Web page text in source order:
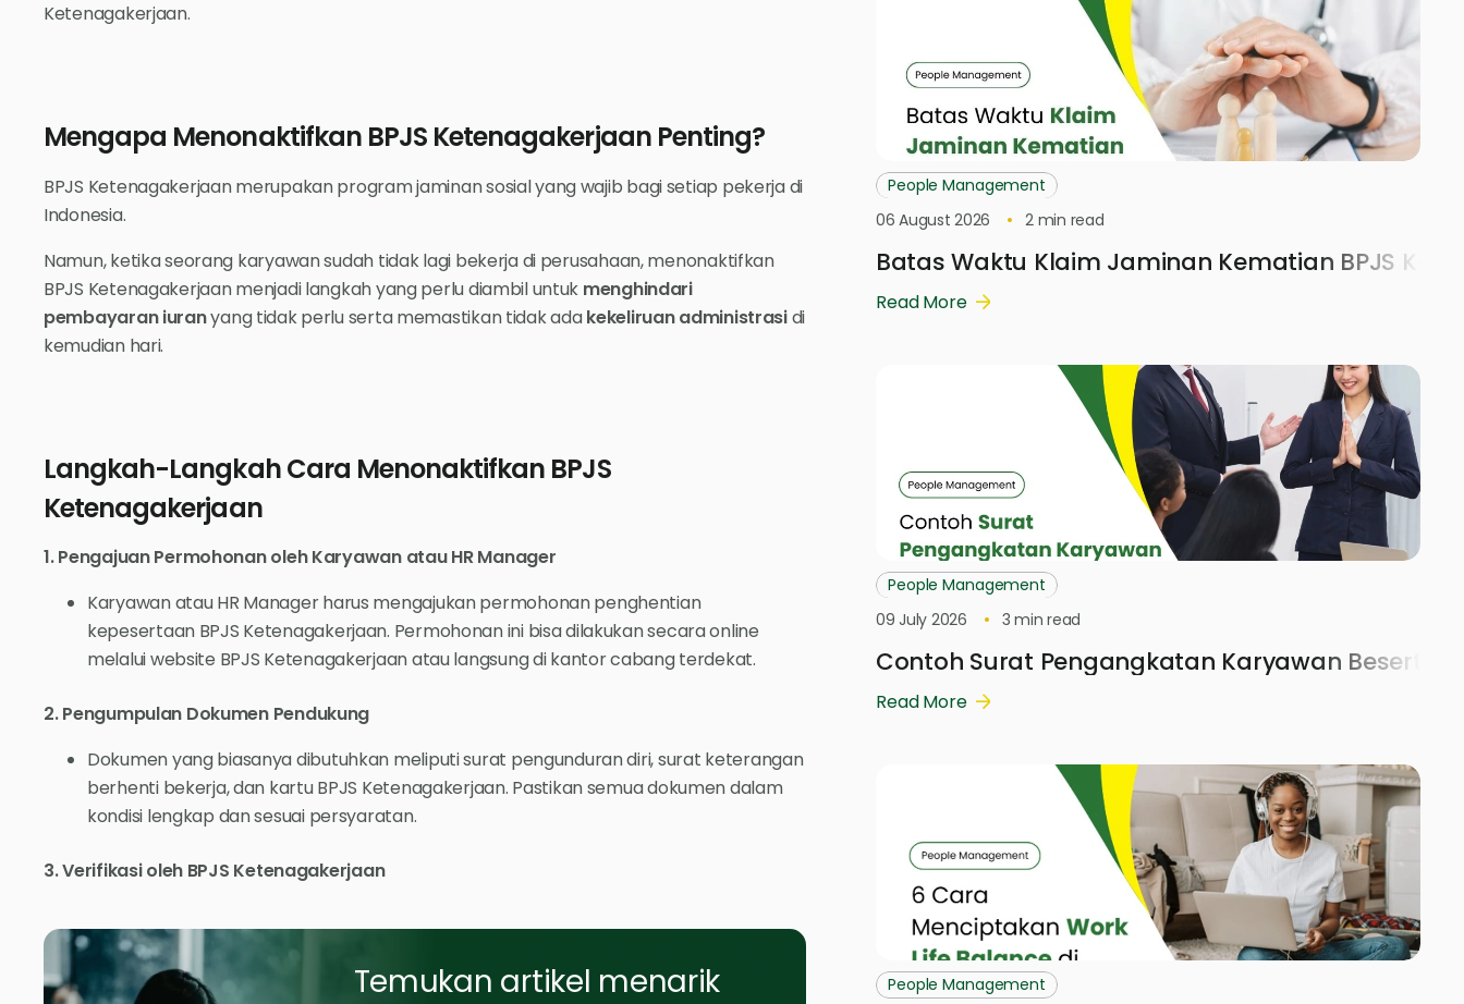
Ketenagakerjaan.
Mengapa Menonaktifkan BPJS Ketenagakerjaan Penting?
BPJS Ketenagakerjaan merupakan program jaminan sosial yang wajib bagi setiap pekerja di
Indonesia.
Namun, ketika seorang karyawan sudah tidak lagi bekerja di perusahaan, menonaktifkan
BPJS Ketenagakerjaan menjadi langkah yang perlu diambil untuk menghindari
pembayaran iuranyang tidak perlu serta memastikan tidak adakekeliruan administrasidi
kemudian hari.
Langkah-Langkah Cara Menonaktifkan BPJS
Ketenagakerjaan
1. Pengajuan Permohonan oleh Karyawan atau HR Manager
Karyawan atau HR Manager harus mengajukan permohonan penghentian
kepesertaan BPJS Ketenagakerjaan. Permohonan ini bisa dilakukan secara online
melalui website BPJS Ketenagakerjaan atau langsung di kantor cabang terdekat.
2. Pengumpulan Dokumen Pendukung
Dokumen yang biasanya dibutuhkan meliputi surat pengunduran diri, surat keterangan
berhenti bekerja, dan kartu BPJS Ketenagakerjaan. Pastikan semua dokumen dalam
kondisi lengkap dan sesuai persyaratan.
3. Verifikasi oleh BPJS Ketenagakerjaan
Temukan artikel menarik
People Management
06 August 2026
2 min read
Batas Waktu Klaim Jaminan Kematian BPJS
Read More
People Management
09 July 2026
3 min read
Contoh Surat Pengangkatan Karyawan Beserta
Read More
People Management